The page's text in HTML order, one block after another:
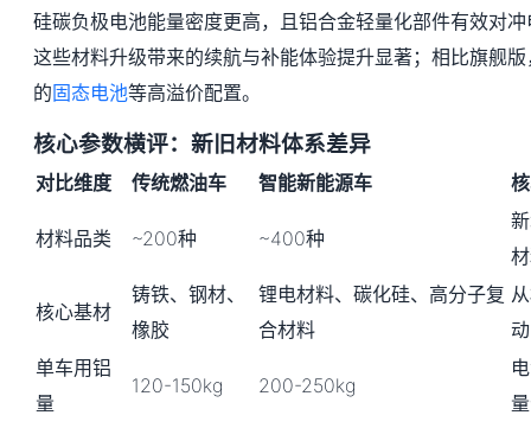
硅碳负极电池能量密度更高，且铝合金轻量化部件有效对
这些材料升级带来的续航与补能体验提升显著；相比旗舰
的固态电池等高溢价配置。
核心参数横评：新旧材料体系差异
对比维度 传统燃油车 智能新能源车
材料品类 ~200种 ~400种
核心基材
铸铁、钢材、
橡胶
锂电材料、碳化硅、高分子复
合材料
动
单车用铝
量
120-150kg 200-250kg